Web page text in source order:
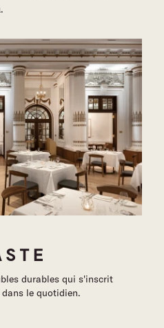
durables qui s'inscrit
le quotidien.